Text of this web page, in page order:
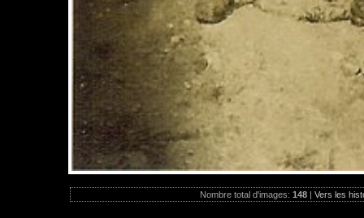
Nombre total d'images: 148 | Vers les